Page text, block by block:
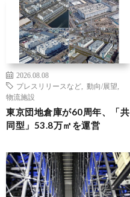
2026.08.08
プレスリリースなど
動向/展望
物流施設
東京団地倉庫が60周年、「共
同型」53.8万㎡を運営